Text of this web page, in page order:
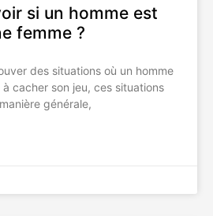
si un homme est
femme ?
des situations où un homme
cacher son jeu, ces situations
générale,